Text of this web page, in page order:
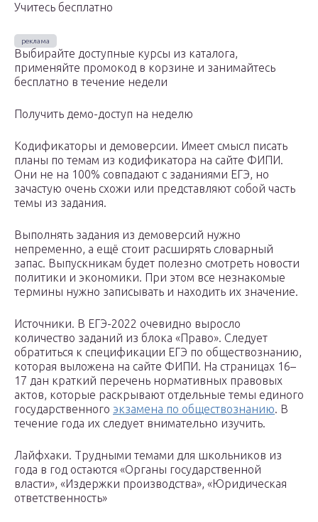
Учитесь бесплатно
Выбирайте доступные курсы из каталога,
применяйте промокод в корзине и занимайтесь
бесплатно в течение недели
Получить демо-доступ на неделю
Кодификаторы и демоверсии. Имеет смысл писать
планы по темам из кодификатора на сайте ФИПИ.
Они не на 100% совпадают с заданиями ЕГЭ, но
зачастую очень схожи или представляют собой часть
темы из задания.
Выполнять задания из демоверсий нужно
непременно, а ещё стоит расширять словарный
запас. Выпускникам будет полезно смотреть новости
политики и экономики. При этом все незнакомые
термины нужно записывать и находить их значение.
Источники. В ЕГЭ-2022 очевидно выросло
количество заданий из блока «Право». Следует
обратиться к спецификации ЕГЭ по обществознанию,
которая выложена на сайте ФИПИ. На страницах 16–
17 дан краткий перечень нормативных правовых
актов, которые раскрывают отдельные темы единого
государственного экзамена по обществознанию. В
течение года их следует внимательно изучить.
Лайфхаки. Трудными темами для школьников из
года в год остаются «Органы государственной
власти», «Издержки производства», «Юридическая
ответственность»